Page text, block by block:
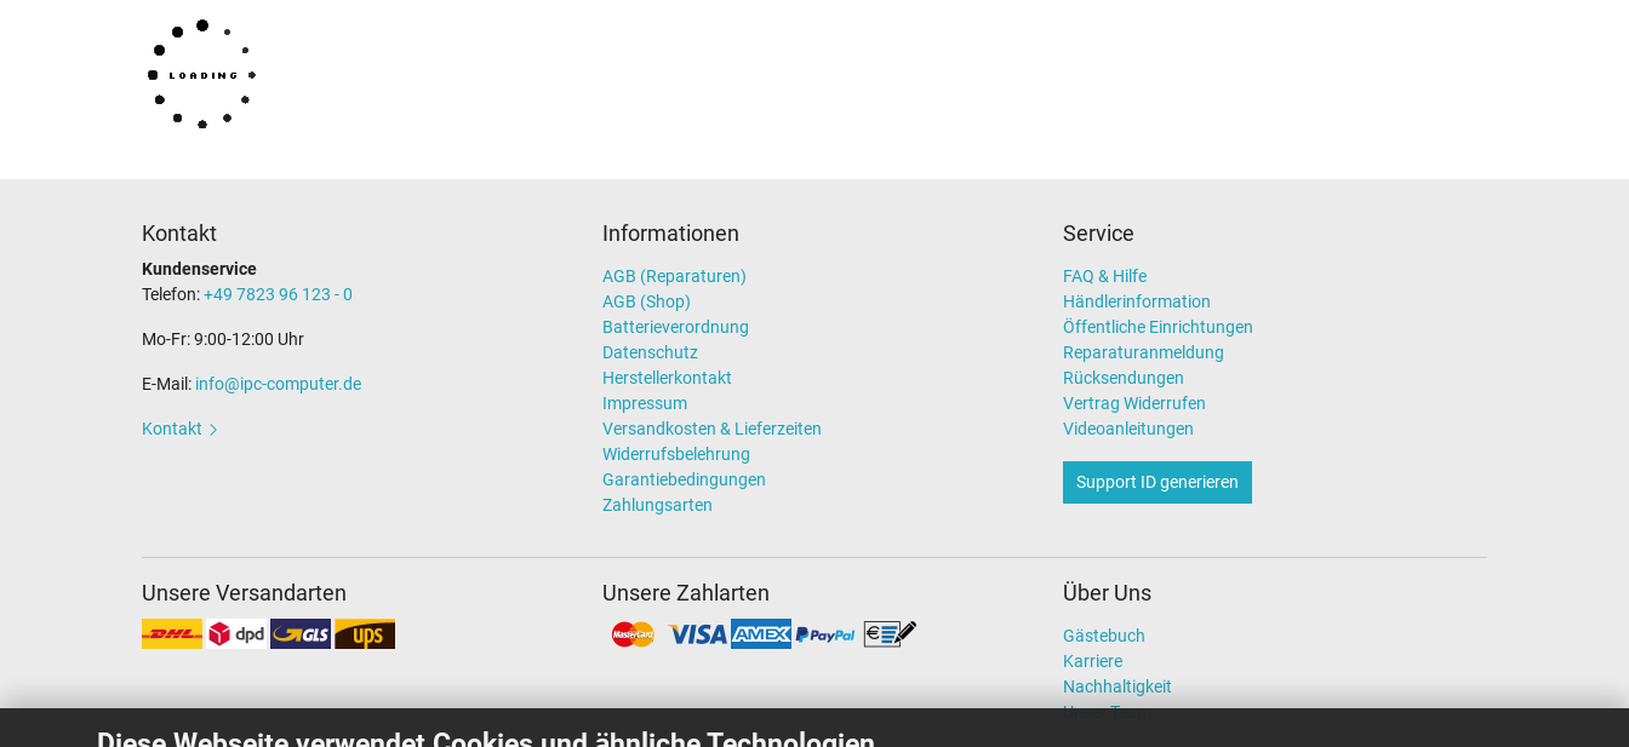
Kontakt
Kundenservice
Telefon:+49 7823 96 123 - 0
Mo-Fr: 9:00-12:00 Uhr
E-Mail: info@ipc-computer.de
Kontakt
Informationen
AGB (Reparaturen)
AGB (Shop)
Batterieverordnung
Datenschutz
Herstellerkontakt
Impressum
Versandkosten & Lieferzeiten
Widerrufsbelehrung
Garantiebedingungen
Zahlungsarten
Service
FAQ & Hilfe
Händlerinformation
Öffentliche Einrichtungen
Reparaturanmeldung
Rücksendungen
Vertrag Widerrufen
Videoanleitungen
Support ID generieren
Über Uns
Gästebuch
Karriere
Nachhaltigkeit
Unser Team
Unsere Versandarten Unsere Zahlarten